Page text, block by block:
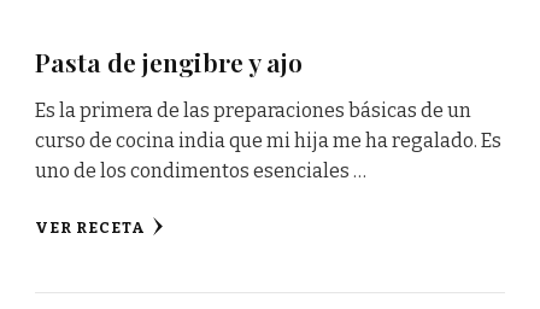
Pasta de jengibre y ajo
Es la primera de las preparaciones básicas de un
curso de cocina india que mi hija me ha regalado. Es
uno de los condimentos esenciales …
VER RECETA